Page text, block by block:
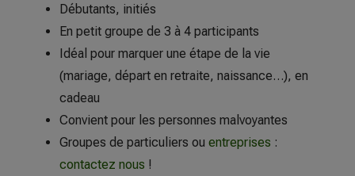
Débutants, initiés
En petit groupe de 3 à 4 participants
Idéal pour marquer une étape de la vie
(mariage, départ en retraite, naissance…), en
cadeau
Convient pour les personnes malvoyantes
Groupes de particuliers ou entreprises :
contactez nous !